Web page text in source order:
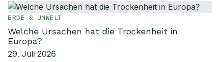
ERDE & UMWELT
Welche Ursachen hat die Trockenheit in
Europa?
29. Juli 2026